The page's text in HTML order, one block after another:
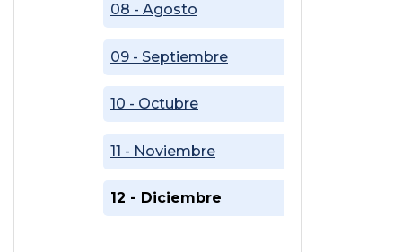
08 - Agosto
09 - Septiembre
10 - Octubre
11 - Noviembre
12 - Diciembre